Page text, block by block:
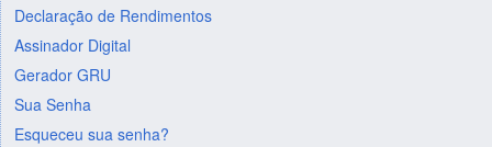
Declaração de Rendimentos
Assinador Digital
Gerador GRU
Sua Senha
Esqueceu sua senha?